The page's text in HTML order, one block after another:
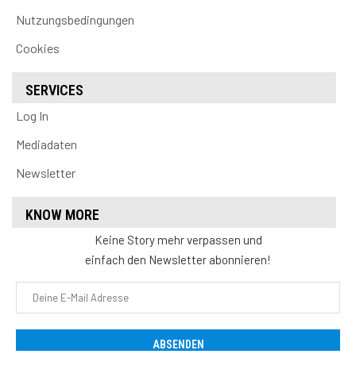
Nutzungsbedingungen
Cookies
SERVICES
Log In
Mediadaten
Newsletter
KNOW MORE
Keine Story mehr verpassen und
einfach den Newsletter abonnieren!